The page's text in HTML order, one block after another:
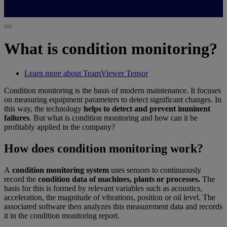
What is condition monitoring?
Learn more about TeamViewer Tensor
Condition monitoring is the basis of modern maintenance. It focuses
on measuring equipment parameters to detect significant changes. In
this way, the technology helps to detect and prevent imminent
failures. But what is condition monitoring and how can it be
profitably applied in the company?
How does condition monitoring work?
A condition monitoring system uses sensors to continuously
record the condition data of machines, plants or processes. The
basis for this is formed by relevant variables such as acoustics,
acceleration, the magnitude of vibrations, position or oil level. The
associated software then analyzes this measurement data and records
it in the condition monitoring report.